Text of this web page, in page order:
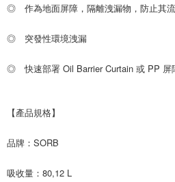
◎ 作為地面屏障，隔離洩漏物，防止其流
◎ 突發性環境洩漏
◎ 快速部署 Oil Barrier Curtain 或 PP 屏
【產品規格】
品牌：SORB
吸收量：80,12 L